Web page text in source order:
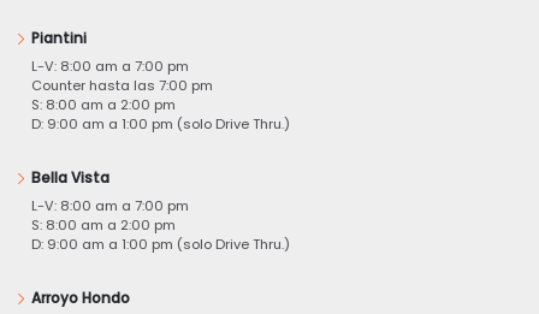
Piantini
L-V: 8:00 am a 7:00 pm
Counter hasta las 7:00 pm
S: 8:00 am a 2:00 pm
D: 9:00 am a 1:00 pm (solo Drive Thru.)
Bella Vista
L-V: 8:00 am a 7:00 pm
S: 8:00 am a 2:00 pm
D: 9:00 am a 1:00 pm (solo Drive Thru.)
Arroyo Hondo